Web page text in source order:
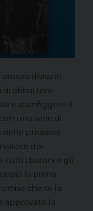
ancora divisa in
di abbattere
e sconfiggere il
una serie di
pressioni
dei
tutti i baroni e gli
la prima
che se la
approvato la